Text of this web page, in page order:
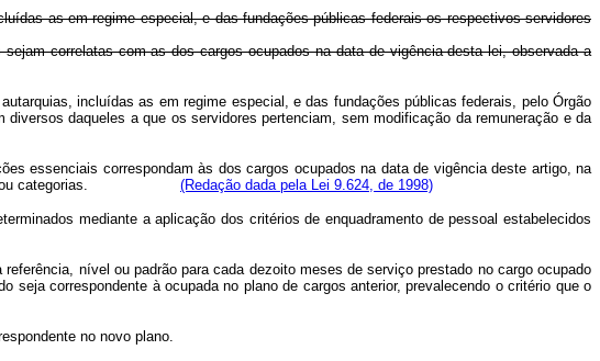
as em regime especial, e das fundações públicas federais os respectivos servidores
correlatas com as dos cargos ocupados na data de vigência desta lei, observada a
incluídas as em regime especial, e das fundações públicas federais, pelo Órgão
daqueles a que os servidores pertenciam, sem modificação da remuneração e da
essenciais correspondam às dos cargos ocupados na data de vigência deste artigo, na
classes ou categorias. (Redação dada pela Lei 9.624, de 1998)
mediante a aplicação dos critérios de enquadramento de pessoal estabelecidos
nível ou padrão para cada dezoito meses de serviço prestado no cargo ocupado
correspondente à ocupada no plano de cargos anterior, prevalecendo o critério que o
no novo plano.